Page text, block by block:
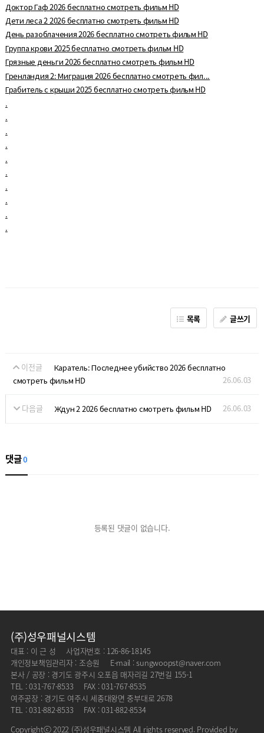
Доктор Гаф 2026 бесплатно смотреть фильм HD
Дети леса 2 2026 бесплатно смотреть фильм HD
День разоблачения 2026 бесплатно смотреть фильм HD
Группа крови 2025 бесплатно смотреть фильм HD
Грязные деньги 2026 бесплатно смотреть фильм HD
Гренландия 2: Миграция 2026 бесплатно смотреть фил...
Грабитель с крыши 2025 бесплатно смотреть фильм HD
.
.
.
.
.
.
.
.
.
.
목록 글쓰기
이전글
Каратель: Последнее убийство 2026 бесплатно
смотреть фильм HD
26.06.03
다음글 Ждун 2 2026 бесплатно смотреть фильм HD 26.06.03
댓글0
등록된 댓글이 없습니다.
(주)성우패널시스템
대표 : 이 근 성
사업자번호 : 126-86-18145
개인정보책임관리자 : 조승원
E-mail : sungwoopst@naver.com
본사 / 공장 : 경기도 광주시 오포읍 매자리길 27번길 155-1
TEL : 031-767-8533
FAX : 031-767-8535
여주공장 : 경기도 여주시 세종대왕면 중부대로 2678
TEL : 031-882-8533
FAX : 031-882-8534
Copyrightⓒ 2022 (주)성우패널시스템 All rights reserved. Provided by